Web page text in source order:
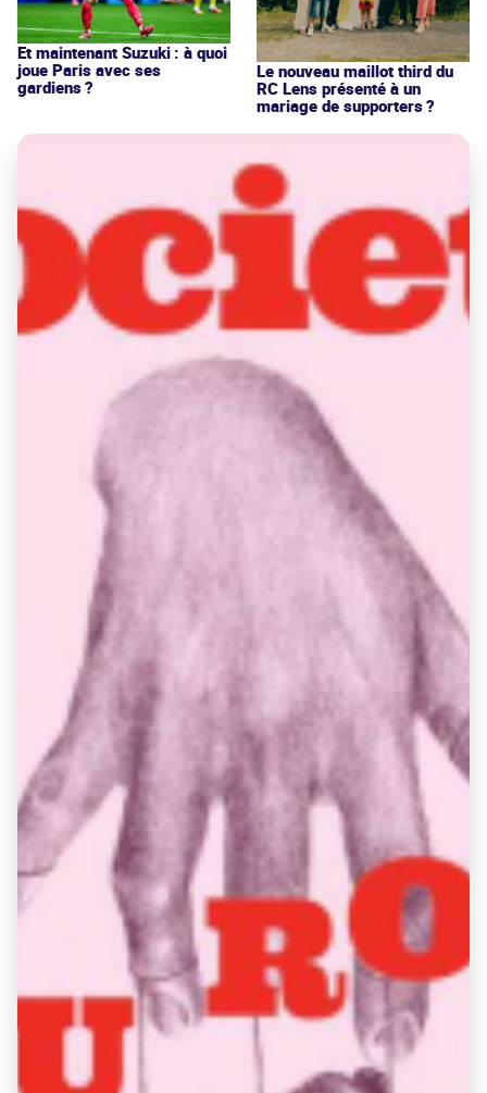
Et maintenant Suzuki : à quoi
joue Paris avec ses
gardiens ?
Le nouveau maillot third du
RC Lens présenté à un
mariage de supporters ?